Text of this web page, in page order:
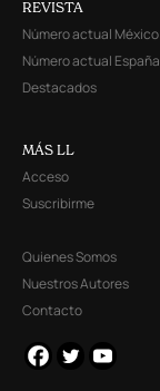
REVISTA
Número actual México
Número actual España
Destacados
MÁS LL
Acceso
Suscribirme
Quienes Somos
Nuestros Autores
Contacto